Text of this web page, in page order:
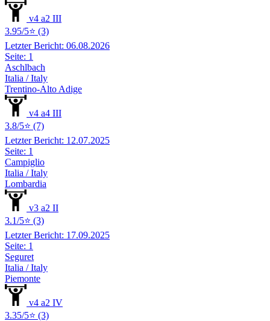
v4 a2 III
3.95/5⭐ (3)
Letzter Bericht: 06.08.2026
Seite: 1
Aschlbach
Italia / Italy
Trentino-Alto Adige
v4 a4 III
3.8/5⭐ (7)
Letzter Bericht: 12.07.2025
Seite: 1
Campiglio
Italia / Italy
Lombardia
v3 a2 II
3.1/5⭐ (3)
Letzter Bericht: 17.09.2025
Seite: 1
Seguret
Italia / Italy
Piemonte
v4 a2 IV
3.35/5⭐ (3)